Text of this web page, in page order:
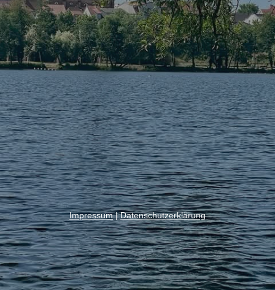
Impressum|Datenschutzerklärung